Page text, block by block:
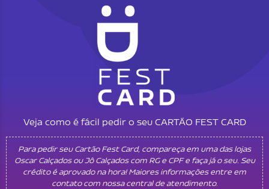
Veja como é fácil pedir o seu CARTÃO FEST CARD
Para pedir seu Cartão Fest Card, compareça em uma das lojas
Oscar Calçados ou Jô Calçados com RG e CPF e faça já o seu. Seu
crédito é aprovado na hora! Maiores informações entre em
contato com nossa central de atendimento.